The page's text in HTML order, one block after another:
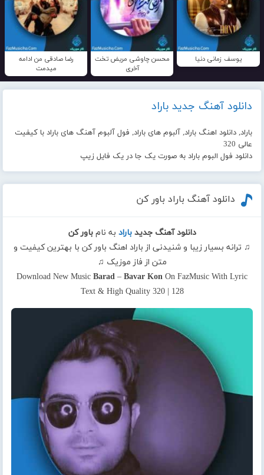
یوسف زمانی دنیا
محسن چاوشی مریض تخت
آخری
رضا صادقی من ادامه
میدمت
دانلود آهنگ جدید باراد
باراد, دانلود اهنگ باراد, آلبوم های باراد, فول آلبوم آهنگ های باراد با کیفیت
عالی 320
دانلود فول البوم باراد به صورت یک جا در یک فایل زیپ
دانلود آهنگ باراد باور کن
دانلود آهنگ جدید باراد به نامباور کن
♫ ترانه بسیار زیبا و شنیدنی از باراد اهنگ باور کن با بهترین کیفیت و
متن از فاز موزیک ♫
Download New Music Barad – Bavar Kon On FazMusic With Lyric
Text & High Quality 320 | 128